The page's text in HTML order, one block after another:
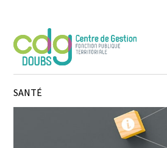
ACCUEIL○VIVRE SA CARRIÈRE○
SANTÉ